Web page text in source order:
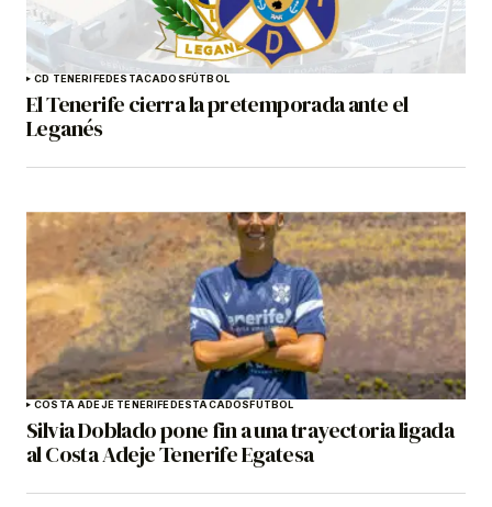
CD TENERIFEDESTACADOSFÚTBOL
El Tenerife cierra la pretemporada ante el
Leganés
COSTA ADEJE TENERIFEDESTACADOSFÚTBOL
Silvia Doblado pone fin a una trayectoria ligada
al Costa Adeje Tenerife Egatesa